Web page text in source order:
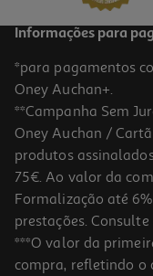
Barra Prozis Gourmet
31.13 €/Kg
Informações para
*para pagamentos
Oney Auchan+.
**Campanha Sem
Oney Auchan /
produtos
75€. Ao valor da
Formalização até
prestações.
***O valor da
compra, refletindo o